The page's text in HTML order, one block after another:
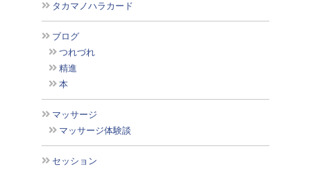
タカマノハラカード
ブログ
つれづれ
精進
本
マッサージ
マッサージ体験談
セッション